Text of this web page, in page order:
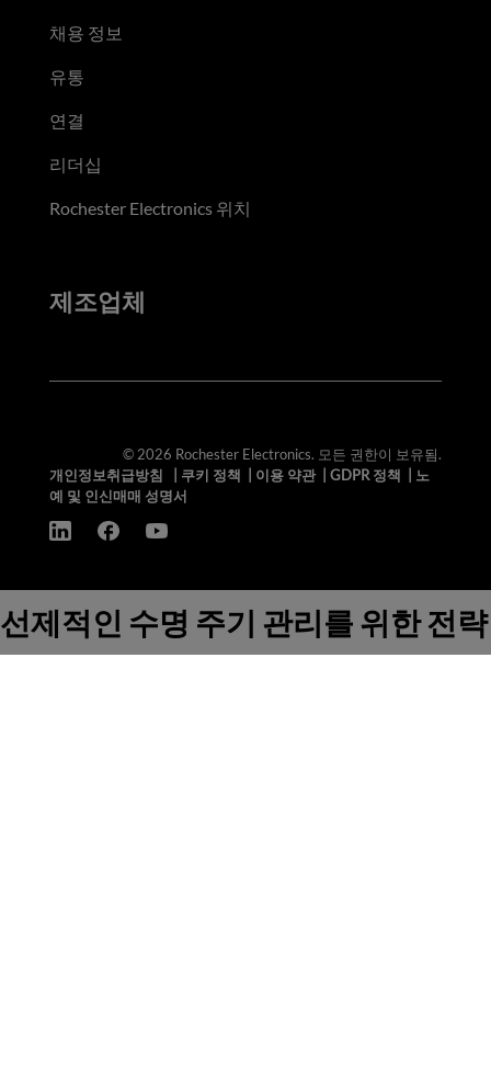
채용 정보
유통
연결
리더십
Rochester Electronics 위치
제조업체
© 2026 Rochester Electronics. 모든 권한이 보유됨.
개인정보취급방침
쿠키 정책 이용 약관| GDPR 정책
노
예 및 인신매매 성명서
선제적인 수명 주기 관리를 위한 전략